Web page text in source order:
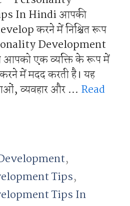
In Hindi आपकी
करने में निश्चित रूप
Development
आपको एक व्यक्ति के रूप में
में मदद करती है। यह
व्यवहार और … Read
,
Tips,
Tips In